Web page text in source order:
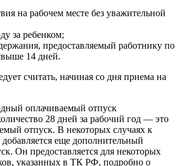
на рабочем месте без уважительной
за ребенком;
предоставляемый работнику по
14 дней.
считать, начиная со дня приема на
оплачиваемый отпуск
28 дней за рабочий год — это
отпуск. В некоторых случаях к
еще дополнительный
Он предоставляется для некоторых
указанных в ТК РФ, подробно о